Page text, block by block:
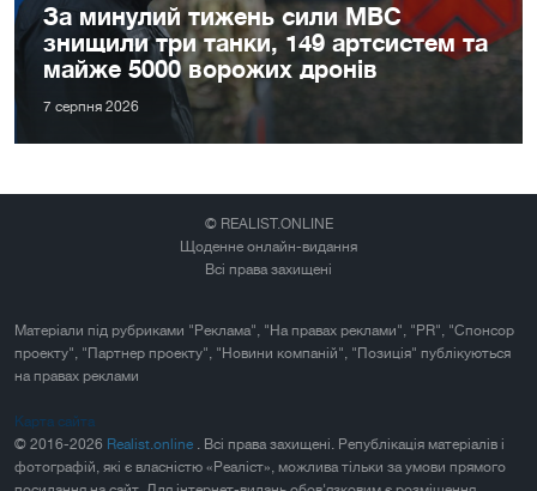
За минулий тижень сили МВС
знищили три танки, 149 артсистем та
майже 5000 ворожих дронів
7 серпня 2026
© REALIST.ONLINE
Щоденне онлайн-видання
Всі права захищені
Матеріали під рубриками "Реклама", "На правах реклами", "PR", "Спонсор
проекту", "Партнер проекту", "Новини компаній", "Позиція" публікуються
на правах реклами
Карта сайта
© 2016-2026 Realist.online . Всі права захищені. Републікація матеріалів і
фотографій, які є власністю «Реаліст», можлива тільки за умови прямого